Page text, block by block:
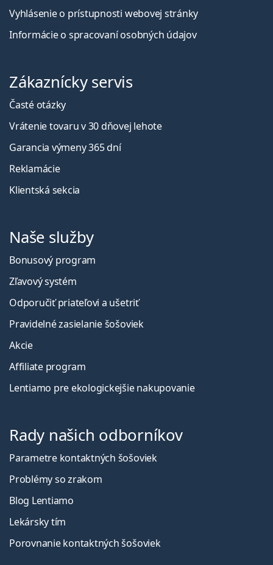
Vyhlásenie o prístupnosti webovej stránky
Informácie o spracovaní osobných údajov
Zákaznícky servis
Časté otázky
Vrátenie tovaru v 30 dňovej lehote
Garancia výmeny 365 dní
Reklamácie
Klientská sekcia
Naše služby
Bonusový program
Zľavový systém
Odporučiť priateľovi a ušetriť
Pravidelné zasielanie šošoviek
Akcie
Affiliate program
Lentiamo pre ekologickejšie nakupovanie
Rady našich odborníkov
Parametre kontaktných šošoviek
Problémy so zrakom
Blog Lentiamo
Lekársky tím
Porovnanie kontaktných šošoviek